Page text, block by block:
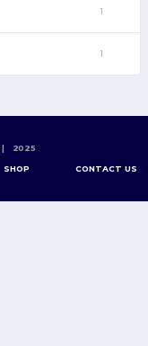
1
1
| 2025
SHOP CONTACT US